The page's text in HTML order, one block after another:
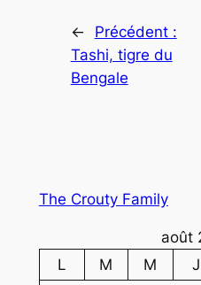
←
Précédent :
Tashi, tigre du
Bengale
The Crouty Family
août
L
M M J